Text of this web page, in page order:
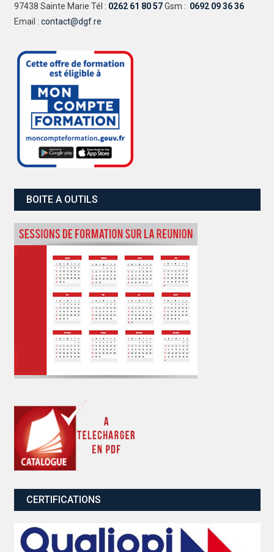
97438 Sainte Marie Tél : 0262 61 80 57Gsm : 0692 09 36 36
Email : contact@dgf.re
BOITE A OUTILS
CERTIFICATIONS